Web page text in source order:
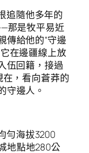
追隨他多年的
那是牧平易近
傳給他的“守邊
在邊疆線上放
伍回籍，接過
在，看向蒼莽的
守邊人。
勻海拔3200
地點地280公